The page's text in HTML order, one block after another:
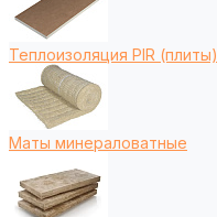
Теплоизоляция PIR (плиты)
Маты минераловатные